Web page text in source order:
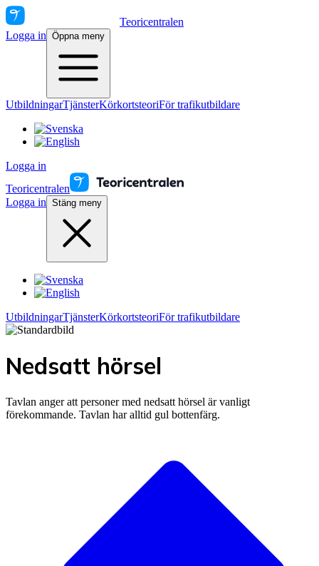
Teoricentralen
Logga in Öppna meny
UtbildningarTjänsterKörkortsteoriFör trafikutbildare
Logga in
Teoricentralen
Logga in Stäng meny
UtbildningarTjänsterKörkortsteoriFör trafikutbildare
Nedsatt hörsel
Tavlan anger att personer med nedsatt hörsel är vanligt
förekommande. Tavlan har alltid gul bottenfärg.